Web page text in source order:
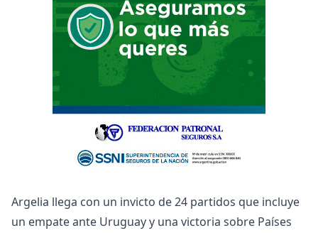
Argelia llega con un invicto de 24 partidos que incluye
un empate ante Uruguay y una victoria sobre Países